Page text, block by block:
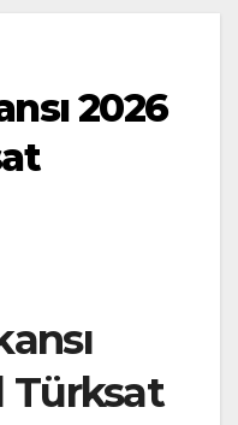
2026
Türksat